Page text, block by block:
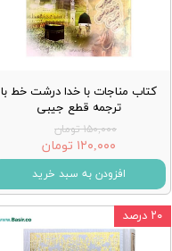
کتاب مناجات با خدا درشت خط با
ترجمه قطع جیبی
۱۵۰,۰۰۰ تومان
۱۲۰,۰۰۰ تومان
افزودن به سبد خرید
۲۰ درصد